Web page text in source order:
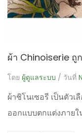
โดย ผู้ดูแลระบบ / วันที่
ผ้าชิโนเซอรี เป็นตัว
ออกแบบตกแต่งภายใ